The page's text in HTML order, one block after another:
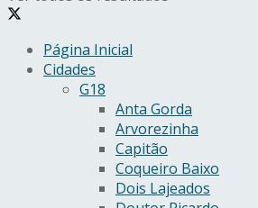
Página Inicial
Cidades
G18
Anta Gorda
Arvorezinha
Capitão
Coqueiro Baixo
Dois Lajeados